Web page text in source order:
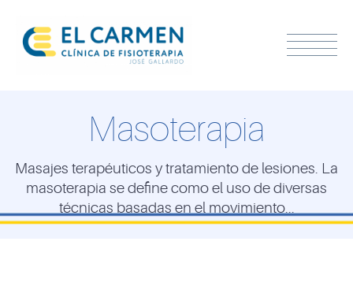
Masoterapia
Masajes terapéuticos y tratamiento de lesiones. La
masoterapia se define como el uso de diversas
técnicas basadas en el movimiento...